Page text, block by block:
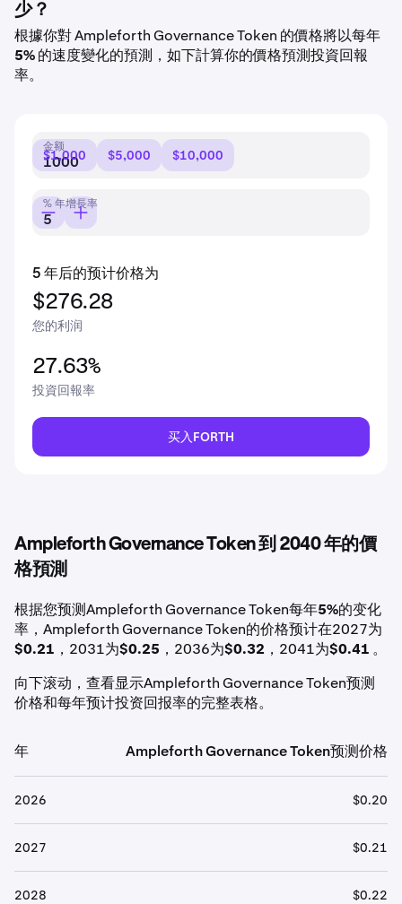
少？
根據你對 Ampleforth Governance Token 的價格將以每年
5%的速度變化的預測，如下計算你的價格預測投資回報
率。
金额
$1,000 $5,000 $10,000
% 年增長率
5 年后的预计价格为
$276.28
您的利润
27.63%
投資回報率
买入FORTH
Ampleforth Governance Token 到 2040 年的價
格預測
根据您预测Ampleforth Governance Token每年5%的变化
率，Ampleforth Governance Token的价格预计在2027为
$0.21 ，2031为$0.25 ，2036为$0.32 ，2041为$0.41 。
向下滚动，查看显示Ampleforth Governance Token预测
价格和每年预计投资回报率的完整表格。
年 Ampleforth Governance Token预测价格
2026 $0.20
2027 $0.21
2028 $0.22